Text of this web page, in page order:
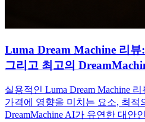
Luma Dream Machine 리
그리고 최고의
실용적인 Luma Dream Machine
가격에 영향을 미치는 요소, 최적
DreamMachine AI가 유연한 대안